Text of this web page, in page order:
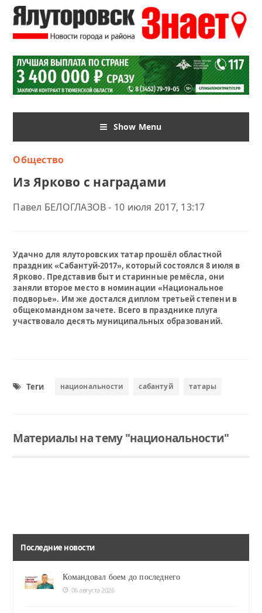
Show Menu
Общество
Из Ярково с наградами
Павел БЕЛОГЛАЗОВ - 10 июля 2017, 13:17
Удачно для ялуторовских татар прошёл областной
праздник «Сабантуй-2017», который состоялся 8 июля в
Ярково. Представив быт и старинные ремёсла, они
заняли второе место в номинации «Национальное
подворье». Им же достался диплом третьей степени в
общекомандном зачете. Всего в празднике плуга
участвовало десять муниципальных образований.
Теги национальности сабантуй татары
Материалы на тему "национальности"
Последние новости
Командовал боем до последнего
06 августа 2026